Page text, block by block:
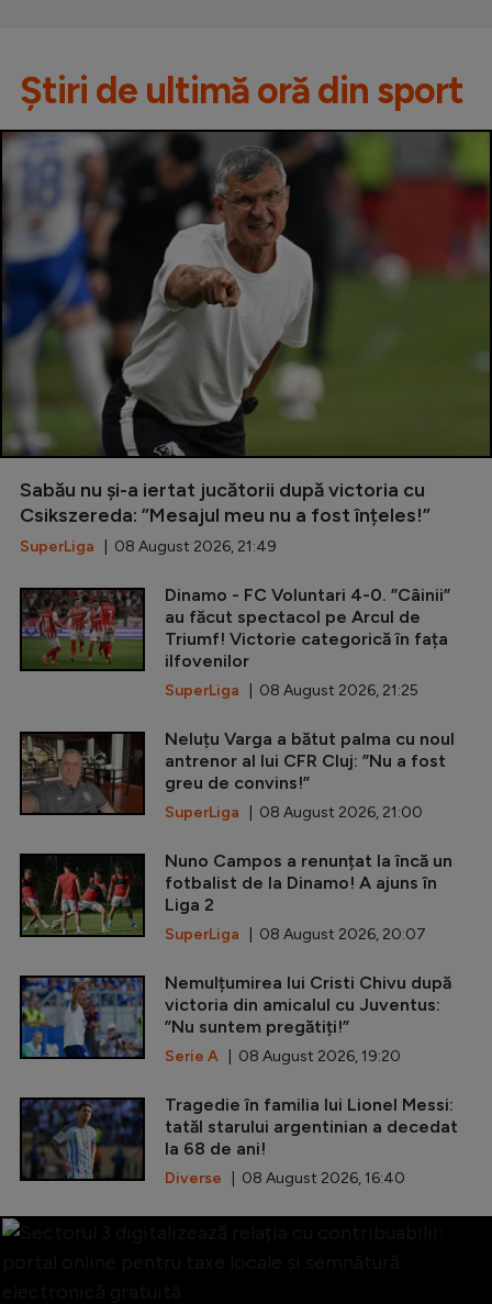
Știri de ultimă oră din sport
Sabău nu și-a iertat jucătorii după victoria cu
Csikszereda: ”Mesajul meu nu a fost înțeles!”
SuperLiga | 08 August 2026, 21:49
Dinamo - FC Voluntari 4-0. ”Câinii”
au făcut spectacol pe Arcul de
Triumf! Victorie categorică în fața
ilfovenilor
SuperLiga | 08 August 2026, 21:25
Neluțu Varga a bătut palma cu noul
antrenor al lui CFR Cluj: ”Nu a fost
greu de convins!”
SuperLiga | 08 August 2026, 21:00
Nuno Campos a renunțat la încă un
fotbalist de la Dinamo! A ajuns în
Liga 2
SuperLiga | 08 August 2026, 20:07
Nemulțumirea lui Cristi Chivu după
victoria din amicalul cu Juventus:
”Nu suntem pregătiți!”
Serie A | 08 August 2026, 19:20
Tragedie în familia lui Lionel Messi:
tatăl starului argentinian a decedat
la 68 de ani!
Diverse | 08 August 2026, 16:40